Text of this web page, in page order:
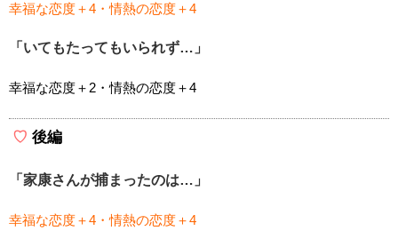
幸福な恋度＋4・情熱の恋度＋4
「いてもたってもいられず…」
幸福な恋度＋2・情熱の恋度＋4
後編
「家康さんが捕まったのは…」
幸福な恋度＋4・情熱の恋度＋4